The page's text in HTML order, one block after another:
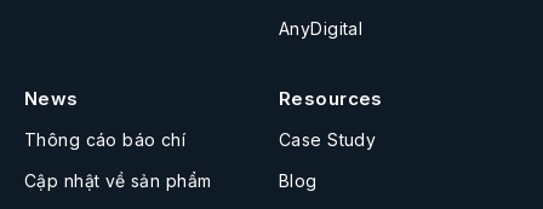
AnyDigital
News
Thông cáo báo chí
Cập nhật về sản phẩm
Resources
Case Study
Blog